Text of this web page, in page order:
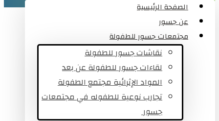
الصفحة الرئيسية
عن جسور
مجتمعات جسور للطفولة
نقاشات جسور للطفولة
لقاءات جسور للطفولة عن بعد
المواد الإثرائية مجتمع الطفولة
تجارب نوعية للطفوله في مجتمعات
جسور ​